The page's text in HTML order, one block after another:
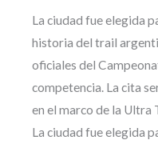
La ciudad fue elegida
historia del trail
oficiales del
competencia. La cita
en el marco de la
La ciudad fue elegida